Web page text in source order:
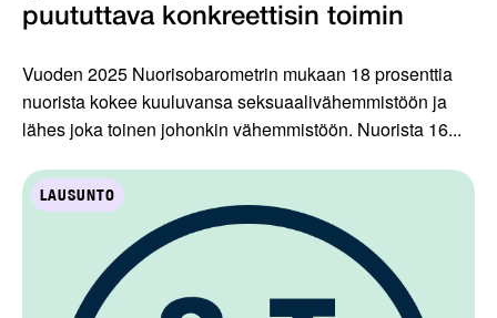
puututtava konkreettisin toimin
Vuoden 2025 Nuorisobarometrin mukaan 18 prosenttia
nuorista kokee kuuluvansa seksuaalivähemmistöön ja
lähes joka toinen johonkin vähemmistöön. Nuorista 16...
LAUSUNTO